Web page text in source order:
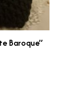
Baroque”